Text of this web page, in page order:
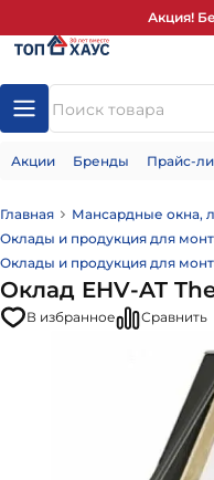
Акция!
Акции Бренды Прайс-
Главная
Мансардные окна,
Оклады и продукция для
Оклады и продукция для
Оклад EHV-AT
В избранное Сравнить